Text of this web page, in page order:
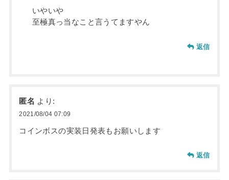
いやいや
至極真っ当なこと言うてますやん
返信
匿名 より:
2021/08/04 07:09
コインボスの実装日発表もお願いします
返信